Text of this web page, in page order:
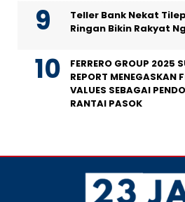
Teller Bank Nekat
Ringan Bikin Rakyat
FERRERO GROUP 2025
REPORT MENEGASKAN
VALUES SEBAGAI
RANTAI PASOK